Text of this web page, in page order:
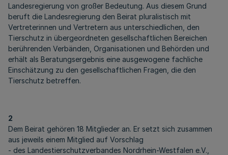
Landesregierung von großer Bedeutung. Aus diesem Grund
beruft die Landesregierung den Beirat pluralistisch mit
Vertreterinnen und Vertretern aus unterschiedlichen, den
Tierschutz in übergeordneten gesellschaftlichen Bereichen
berührenden Verbänden, Organisationen und Behörden und
erhält als Beratungsergebnis eine ausgewogene fachliche
Einschätzung zu den gesellschaftlichen Fragen, die den
Tierschutz betreffen.
2
Dem Beirat gehören 18 Mitglieder an. Er setzt sich zusammen
aus jeweils einem Mitglied auf Vorschlag
- des Landestierschutzverbandes Nordrhein-Westfalen e.V.,